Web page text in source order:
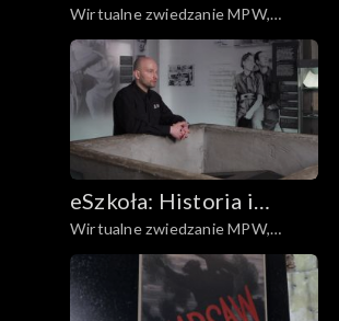
Literatura
Wirtualne zwiedzanie MPW,
Uzbrojenie
eSzkoła: Historia i
Literatura
Wirtualne zwiedzanie MPW,
Sanitariuszki